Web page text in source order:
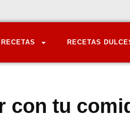
RECETAS RECETAS
con tu